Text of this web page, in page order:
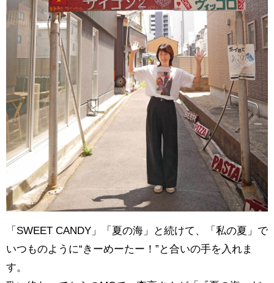
「SWEET CANDY」「夏の海」と続けて、「私の夏」で
いつものように“きーめーたー！”と合いの手を入れま
す。